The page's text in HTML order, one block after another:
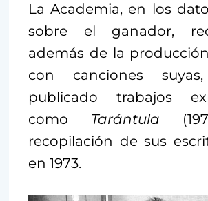
La Academia, en los
sobre el ganador,
además de la
con canciones
publicado trabajos
como Tarántula
recopilación de sus
en 1973.